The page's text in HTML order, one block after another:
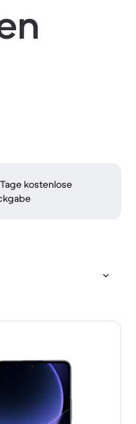
kostenlose